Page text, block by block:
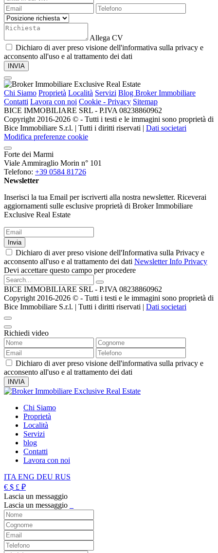
Allega CV
Dichiaro di aver preso visione dell'informativa sulla privacy e
acconsento all'uso e al trattamento dei dati
Chi Siamo Proprietà Località Servizi Blog Broker Immobiliare
Contatti Lavora con noi Cookie - Privacy Sitemap
BICE IMMOBILIARE SRL - P.IVA 08238860962
Copyright 2016-2026 ©️ - Tutti i testi e le immagini sono proprietà di
Bice Immobiliare S.r.l. | Tutti i diritti riservati | Dati societari
Modifica preferenze cookie
Forte dei Marmi
Viale Ammiraglio Morin n° 101
Telefono: +39 0584 81726
Newsletter
Inserisci la tua Email per iscriverti alla nostra newsletter. Riceverai
aggiornamenti sulle esclusive proprietà di Broker Immobiliare
Exclusive Real Estate
Invia
Dichiaro di aver preso visione dell'Informativa sulla Privacy e
acconsento all'uso e al trattamento dei dati Newsletter Info Privacy
Devi accettare questo campo per procedere
BICE IMMOBILIARE SRL - P.IVA 08238860962
Copyright 2016-2026 ©️ - Tutti i testi e le immagini sono proprietà di
Bice Immobiliare S.r.l. | Tutti i diritti riservati | Dati societari
Richiedi video
Dichiaro di aver preso visione dell'informativa sulla privacy e
acconsento all'uso e al trattamento dei dati
Chi Siamo
Proprietà
Località
Servizi
blog
Contatti
Lavora con noi
ITA ENG DEU RUS
€ $ £ ₽
Lascia un messaggio
Lascia un messaggio